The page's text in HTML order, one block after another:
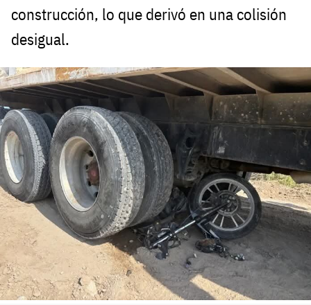
construcción, lo que derivó en una colisión
desigual.